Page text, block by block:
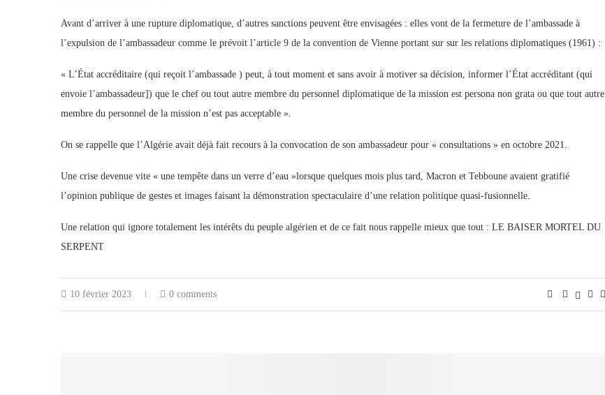
Avant d’arriver à une rupture diplomatique, d’autres sanctions peuvent être envisagées : elles vont de la fermeture de l’ambassade à
l’expulsion de l’ambassadeur comme le prévoit l’article 9 de la convention de Vienne portant sur sur les relations diplomatiques (1961) :
« L’État accréditaire (qui reçoit l’ambassade ) peut, à tout moment et sans avoir à motiver sa décision, informer l’État accréditant (qui
envoie l’ambassadeur]) que le chef ou tout autre membre du personnel diplomatique de la mission est persona non grata ou que tout autre
membre du personnel de la mission n’est pas acceptable ».
On se rappelle que l’Algérie avait déjà fait recours à la convocation de son ambassadeur pour « consultations » en octobre 2021.
Une crise devenue vite « une tempête dans un verre d’eau »lorsque quelques mois plus tard, Macron et Tebboune avaient gratifié
l’opinion publique de gestes et images faisant la démonstration spectaculaire d’une relation politique quasi-fusionnelle.
Une relation qui ignore totalement les intérêts du peuple algérien et de ce fait nous rappelle mieux que tout : LE BAISER MORTEL DU
SERPENT
10 février 2023 0 comments